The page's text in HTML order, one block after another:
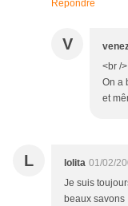
Répondre
V
<br /
On a
et
L lolita 01/02/
Je suis
beaux savons